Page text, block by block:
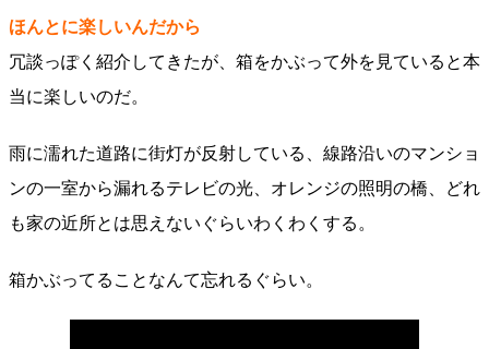
ほんとに楽しいんだから
冗談っぽく紹介してきたが、箱をかぶって外を見ていると本
当に楽しいのだ。
雨に濡れた道路に街灯が反射している、線路沿いのマンショ
ンの一室から漏れるテレビの光、オレンジの照明の橋、どれ
も家の近所とは思えないぐらいわくわくする。
箱かぶってることなんて忘れるぐらい。